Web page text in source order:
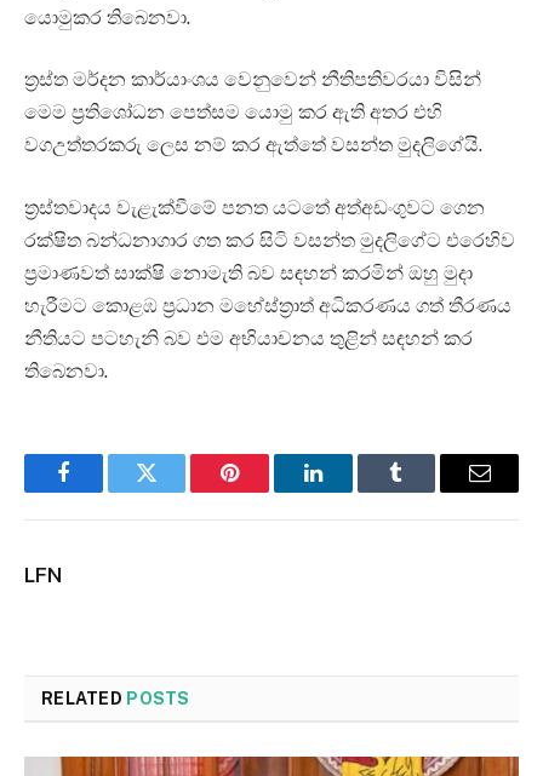
යොමුකර තිබෙනවා.
ත්‍රස්ත මර්දන කාර්යාංශය වෙනුවෙන් නීතිපතිවරයා විසින්
මෙම ප්‍රතිශෝධන පෙත්සම යොමු කර ඇති අතර එහි
වගඋත්තරකරු ලෙස නම් කර ඇත්තේ වසන්ත මුදලිගේයි.
ත්‍රස්තවාදය වැළැක්වීමේ පනත යටතේ අත්අඩංගුවට ගෙන
රක්ෂිත බන්ධනාගාර ගත කර සිටි වසන්ත මුදලිගේට එරෙහිව
ප්‍රමාණවත් සාක්ෂි නොමැති බව සඳහන් කරමින් ඔහු මුදා
හැරීමට කොළඹ ප්‍රධාන මහේස්ත්‍රාත් අධිකරණය ගත් තීරණය
නීතියට පටහැනි බව එම අභියාචනය තුළින් සඳහන් කර
තිබෙනවා.
FacebookTwitter Pinterest LinkedInTumblr Email
LFN
RELATED POSTS